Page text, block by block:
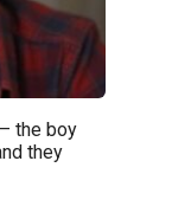
the boy
they